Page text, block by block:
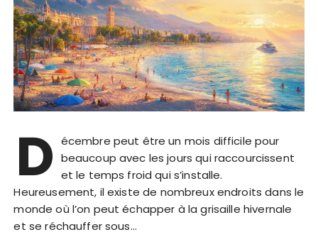
D écembre peut être un mois difficile pour
beaucoup avec les jours qui raccourcissent
et le temps froid qui s’installe.
Heureusement, il existe de nombreux endroits dans le
monde où l’on peut échapper à la grisaille hivernale
et se réchauffer sous…